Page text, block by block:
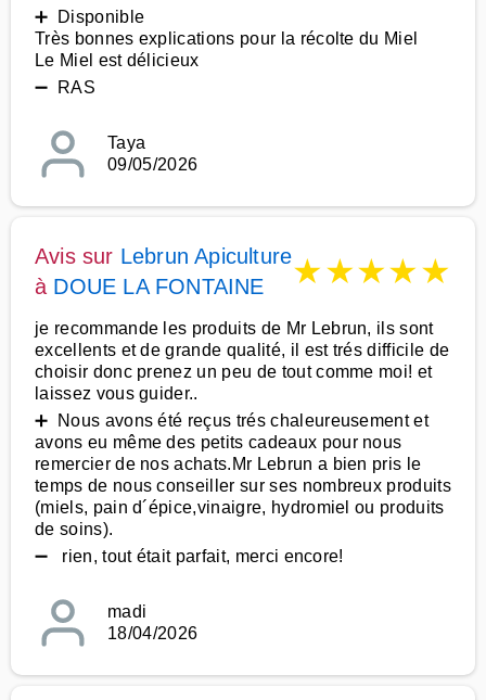
➕ Disponible
Très bonnes explications pour la récolte du Miel
Le Miel est délicieux
➖ RAS
Taya
09/05/2026
Avis sur Lebrun Apiculture
à DOUE LA FONTAINE ★★★★★
je recommande les produits de Mr Lebrun, ils sont
excellents et de grande qualité, il est trés difficile de
choisir donc prenez un peu de tout comme moi! et
laissez vous guider..
➕ Nous avons été reçus trés chaleureusement et
avons eu même des petits cadeaux pour nous
remercier de nos achats.Mr Lebrun a bien pris le
temps de nous conseiller sur ses nombreux produits
(miels, pain d´épice,vinaigre, hydromiel ou produits
de soins).
➖ rien, tout était parfait, merci encore!
madi
18/04/2026